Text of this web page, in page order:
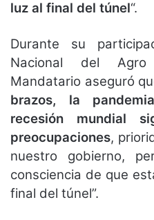
luz al final del túnel“.
Durante su
Nacional del
Mandatario aseguró
brazos, la
recesión mundial
preocupaciones,
nuestro gobierno,
consciencia de que
final del túnel”.